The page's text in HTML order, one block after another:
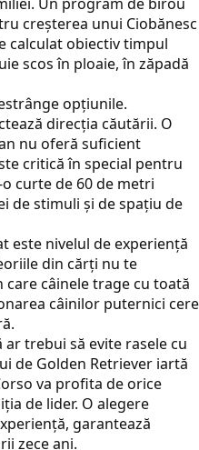
creșterea unui Ciobănesc
calculat obiectiv timpul
scos în ploaie, în zăpadă
opțiunile.
direcția căutării. O
nu oferă suficient
critică în special pentru
curte de 60 de metri
de stimuli și de spațiu de
este nivelul de experiență
din cărți nu te
câinele trage cu toată
câinilor puternici cere
trebui să evite rasele cu
de Golden Retriever iartă
va profita de orice
de lider. O alegere
garantează
zece ani.